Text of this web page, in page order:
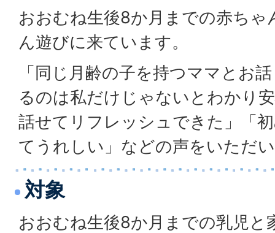
おおむね生後8か月までの赤ちゃ
ん遊びに来ています。
「同じ月齢の子を持つママとお
るのは私だけじゃないとわかり
話せてリフレッシュできた」「
てうれしい」などの声をいただ
対象
おおむね生後8か月までの乳児と